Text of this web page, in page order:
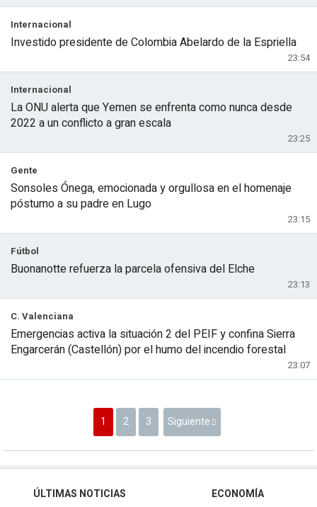
23:54
Internacional
Investido presidente de Colombia Abelardo de la Espriella
23:25
Internacional
La ONU alerta que Yemen se enfrenta como nunca desde
2022 a un conflicto a gran escala
23:15
Gente
Sonsoles Ónega, emocionada y orgullosa en el homenaje
póstumo a su padre en Lugo
23:13
Fútbol
Buonanotte refuerza la parcela ofensiva del Elche
23:07
C. Valenciana
Emergencias activa la situación 2 del PEIF y confina Sierra
Engarcerán (Castellón) por el humo del incendio forestal
1 2 3 Siguiente
ÚLTIMAS NOTICIAS
ECONOMÍA